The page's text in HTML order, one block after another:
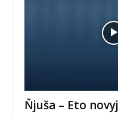
Ňjuša – Eto